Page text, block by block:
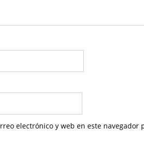
electrónico y web en este navegador